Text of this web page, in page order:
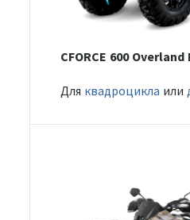
CFORCE 600 Overland
Для квадроцикла или